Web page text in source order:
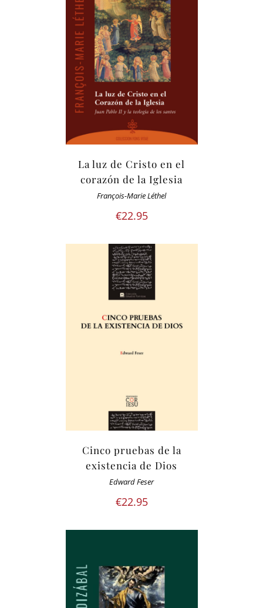
La luz de Cristo en el
corazón de la Iglesia
François-Marie Léthel
€22.95
Cinco pruebas de la
existencia de Dios
Edward Feser
€22.95